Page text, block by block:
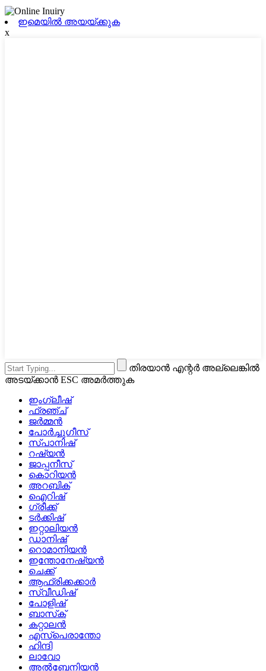
ഇമെയിൽ അയയ്ക്കുക
x
തിരയാൻ എന്റർ അല്ലെങ്കിൽ
അടയ്‌ക്കാൻ ESC അമർത്തുക
ഇംഗ്ലീഷ്
ഫ്രഞ്ച്
ജർമ്മൻ
പോർച്ചുഗീസ്
സ്പാനിഷ്
റഷ്യൻ
ജാപ്പനീസ്
കൊറിയൻ
അറബിക്
ഐറിഷ്
ഗ്രീക്ക്
ടർക്കിഷ്
ഇറ്റാലിയൻ
ഡാനിഷ്
റൊമാനിയൻ
ഇന്തോനേഷ്യൻ
ചെക്ക്
ആഫ്രിക്കക്കാർ
സ്വീഡിഷ്
പോളിഷ്
ബാസ്‌ക്
കറ്റാലൻ
എസ്പെരാന്തോ
ഹിന്ദി
ലാവോ
അൽബേനിയൻ